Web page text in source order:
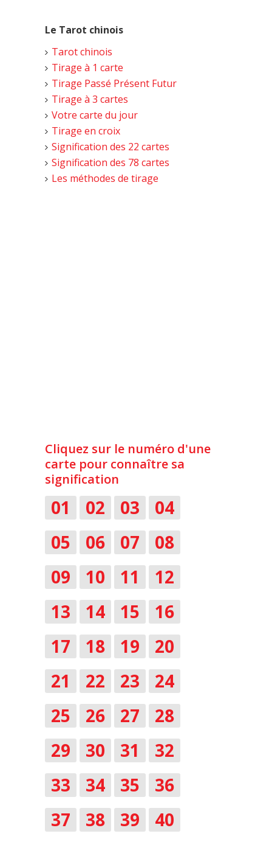
Le Tarot chinois
Tarot chinois
Tirage à 1 carte
Tirage Passé Présent Futur
Tirage à 3 cartes
Votre carte du jour
Tirage en croix
Signification des 22 cartes
Signification des 78 cartes
Les méthodes de tirage
Cliquez sur le numéro d'une
carte pour connaître sa
signification
01 02 03
04
05
06 07
08
09
10 11
12
13
14 15
16
17
18 19
20
21
22 23
24
25
26 27
28
29
30 31
32
33
34 35
36
37
38 39
40